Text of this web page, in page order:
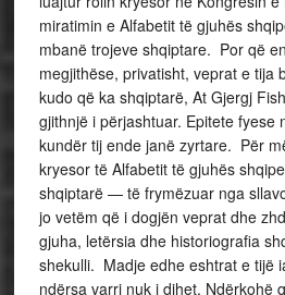
miratimin e Alfabetit të gjuhës
mbanë trojeve shqiptare. Por që
megjithëse, privatisht, veprat e tija
kudo që ka shqiptarë, At Gjergj
gjithnjë i përjashtuar. Epitete fyese
kundër tij ende janë zyrtare. Për
kryesor të Alfabetit të gjuhës
shqiptarë — të frymëzuar nga
jo vetëm që i dogjën veprat dhe
gjuha, letërsia dhe historiografia
shekulli. Madje edhe eshtrat e tijë
ndërsa varri nuk i dihet. Ndërkohë